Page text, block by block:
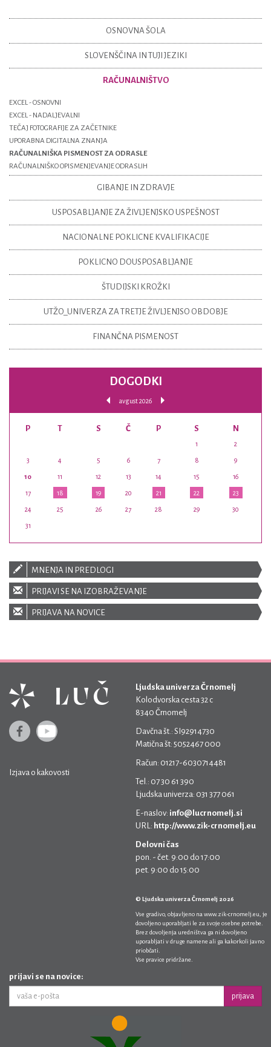
OSNOVNA ŠOLA
SLOVENŠČINA IN TUJI JEZIKI
RAČUNALNIŠTVO
EXCEL - OSNOVNI
EXCEL - NADALJEVALNI
TEČAJ FOTOGRAFIJE ZA ZAČETNIKE
UPORABNA DIGITALNA ZNANJA
RAČUNALNIŠKA PISMENOST ZA ODRASLE
RAČUNALNIŠKO OPISMENJEVANJE ODRASLIH
GIBANJE IN ZDRAVJE
USPOSABLJANJE ZA ŽIVLJENJSKO USPEŠNOST
NACIONALNE POKLICNE KVALIFIKACIJE
POKLICNO DOUSPOSABLJANJE
ŠTUDIJSKI KROŽKI
UTŽO_UNIVERZA ZA TRETJE ŽIVLJENJSO OBDOBJE
FINANČNA PISMENOST
DOGODKI
avgust 2026
P T S Č P S N
1 2
3 4 5 6 7 8 9
10 11 12 13 14 15 16
17 18 19 20 21 22 23
24 25 26 27 28 29 30
31
MNENJA IN PREDLOGI
PRIJAVI SE NA IZOBRAŽEVANJE
PRIJAVA NA NOVICE
Izjava o kakovosti
Ljudska univerza Črnomelj
Kolodvorska cesta 32 c
8340 Črnomelj
Davčna št.: SI92914730
Matična št: 5052467 000
Račun: 01217-6030714481
Tel.: 07 30 61 390
Ljudska univerza: 031 377 061
E-naslov: info@lucrnomelj.si
URL: http://www.zik-crnomelj.eu
Delovni čas
pon. - čet. 9:00 do 17:00
pet. 9:00 do 15:00
© Ljudska univerza Črnomelj 2026
Vse gradivo, objavljeno na www.zik-crnomelj.eu , je
dovoljeno uporabljati le za svoje osebne potrebe.
Brez dovoljenja uredništva ga ni dovoljeno
uporabljati v druge namene ali ga kakorkoli javno
priobčati.
Vse pravice pridržane.
prijavi se na novice:
prijava